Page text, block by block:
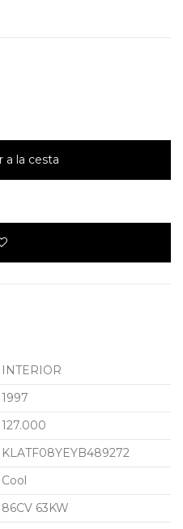
a la cesta
INTERIOR
1997
127.000
KLATF08YEYB489272
Cool
86CV 63KW